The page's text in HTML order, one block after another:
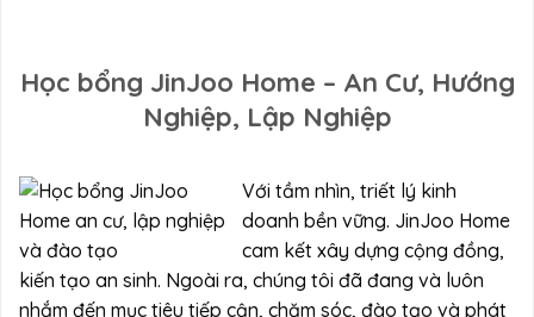
Học bổng JinJoo Home – An Cư, Hướng
Nghiệp, Lập Nghiệp
Với tầm nhìn, triết lý kinh
doanh bền vững. JinJoo Home
cam kết xây dựng cộng đồng,
kiến tạo an sinh. Ngoài ra, chúng tôi đã đang và luôn
nhắm đến mục tiêu tiếp cận, chăm sóc, đào tạo và phát